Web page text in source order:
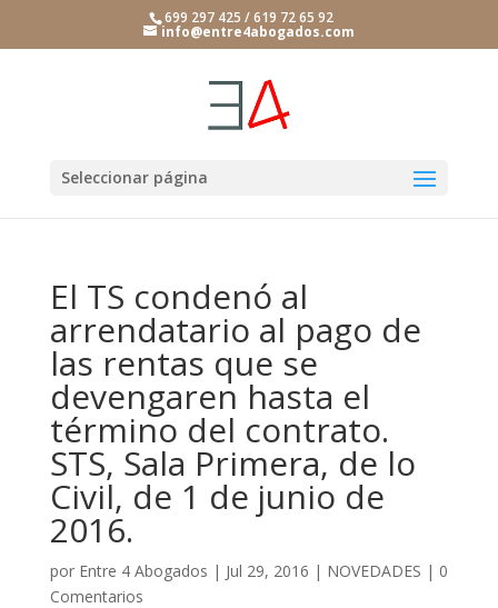
699 297 425 / 619 72 65 92
info@entre4abogados.com
Seleccionar página
El TS condenó al
arrendatario al pago de
las rentas que se
devengaren hasta el
término del contrato.
STS, Sala Primera, de lo
Civil, de 1 de junio de
2016.
por Entre 4 Abogados | Jul 29, 2016 | NOVEDADES | 0
Comentarios